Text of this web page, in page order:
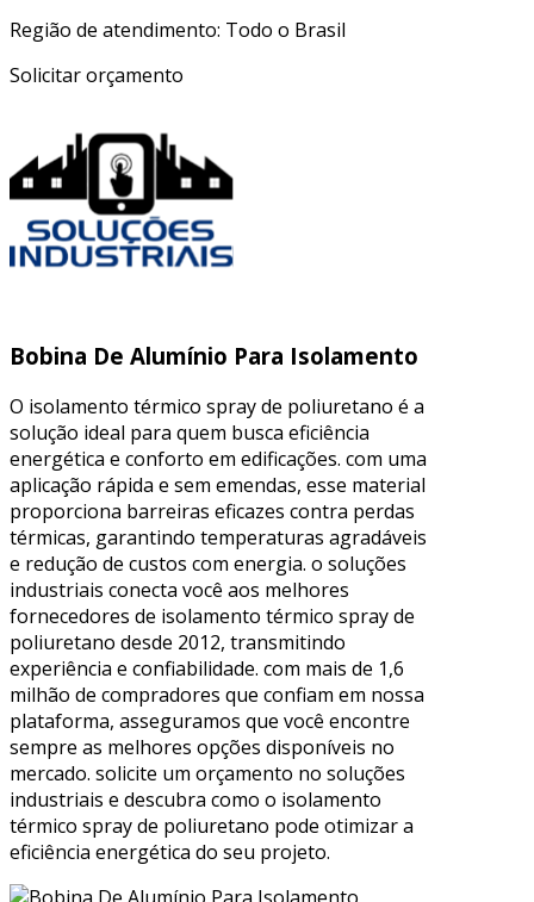
Região de atendimento: Todo o Brasil
Solicitar orçamento
Bobina De Alumínio Para Isolamento
O isolamento térmico spray de poliuretano é a
solução ideal para quem busca eficiência
energética e conforto em edificações. com uma
aplicação rápida e sem emendas, esse material
proporciona barreiras eficazes contra perdas
térmicas, garantindo temperaturas agradáveis
e redução de custos com energia. o soluções
industriais conecta você aos melhores
fornecedores de isolamento térmico spray de
poliuretano desde 2012, transmitindo
experiência e confiabilidade. com mais de 1,6
milhão de compradores que confiam em nossa
plataforma, asseguramos que você encontre
sempre as melhores opções disponíveis no
mercado. solicite um orçamento no soluções
industriais e descubra como o isolamento
térmico spray de poliuretano pode otimizar a
eficiência energética do seu projeto.